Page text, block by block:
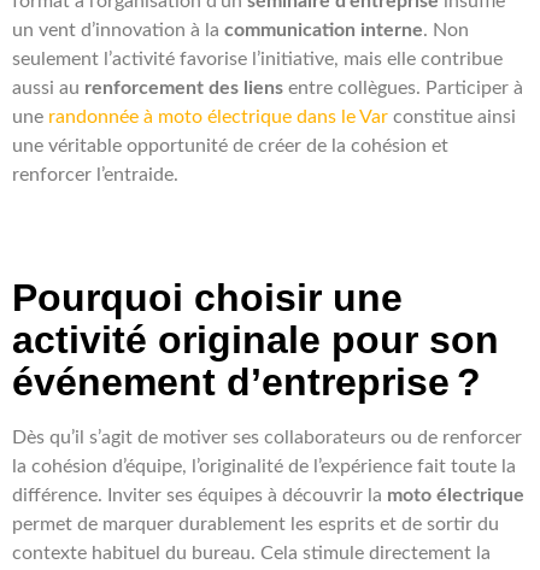
un vent d’innovation à la communication interne. Non
seulement l’activité favorise l’initiative, mais elle contribue
aussi au renforcement des liens entre collègues. Participer à
une randonnée à moto électrique dans le Var constitue ainsi
une véritable opportunité de créer de la cohésion et
renforcer l’entraide.
Pourquoi choisir une
activité originale pour son
événement d’entreprise ?
Dès qu’il s’agit de motiver ses collaborateurs ou de renforcer
la cohésion d’équipe, l’originalité de l’expérience fait toute la
différence. Inviter ses équipes à découvrir la moto électrique
permet de marquer durablement les esprits et de sortir du
contexte habituel du bureau. Cela stimule directement la